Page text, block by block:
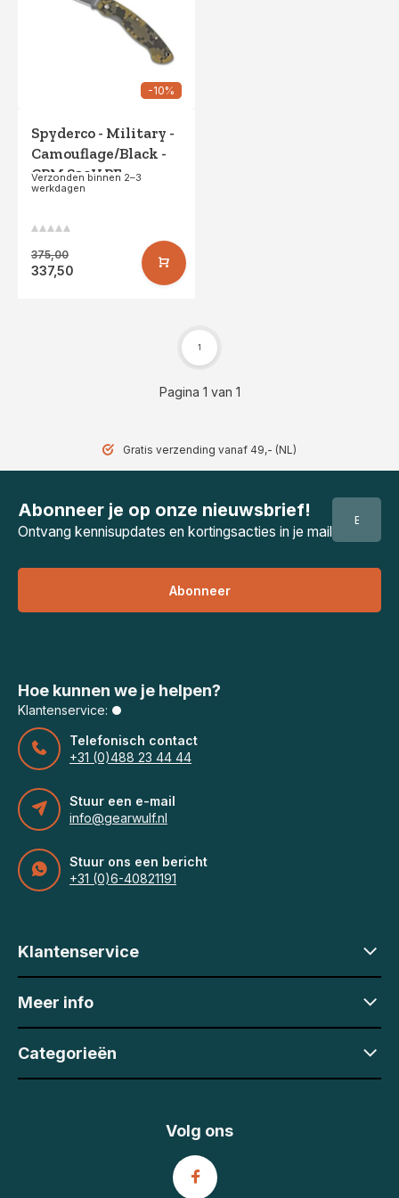
-10%
Spyderco - Military -
Camouflage/Black -
CPM S30V PE
Verzonden binnen 2–3
werkdagen
375,00
337,50
Pagina 1 van 1
1
Gratis verzending vanaf 49,- (NL)
Abonneer je op onze nieuwsbrief!
Ontvang kennisupdates en kortingsacties in je mail
Abonneer
Hoe kunnen we je helpen?
Klantenservice:
Telefonisch contact
+31 (0)488 23 44 44
Stuur een e-mail
info@gearwulf.nl
Stuur ons een bericht
+31 (0)6-40821191
Klantenservice
Meer info
Categorieën
Volg ons